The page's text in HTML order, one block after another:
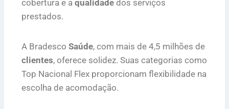
cobertura e a qualidade dos serviços
prestados.
A Bradesco Saúde, com mais de 4,5 milhões de
clientes, oferece solidez. Suas categorias como
Top Nacional Flex proporcionam flexibilidade na
escolha de acomodação.